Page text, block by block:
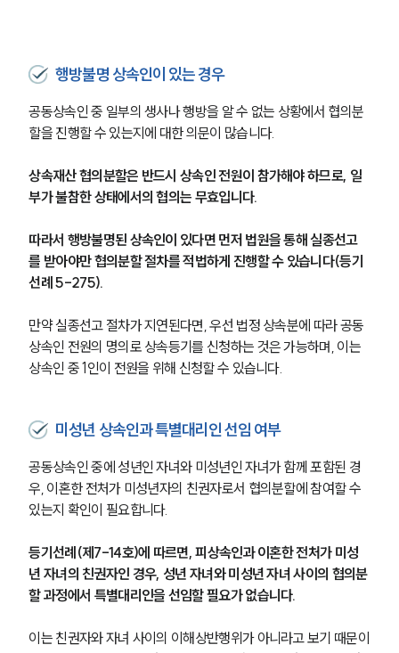
그룹소개
오시는 길
글로벌 파트너 로펌
고객의 소리
업무사례
사례분석/최신동향
법률정보
고객후기
가사그룹 업무
전체
상속재산계산기(법정상속분)
행방불명 상속인이 있는 경우
공동상속인 중 일부의 생사나 행방을 알 수 없는 상황에서 협의분
할을 진행할 수 있는지에 대한 의문이 많습니다.
상속재산 협의분할은 반드시 상속인 전원이 참가해야 하므로, 일
부가 불참한 상태에서의 협의는 무효입니다.
따라서 행방불명된 상속인이 있다면 먼저 법원을 통해 실종선고
를 받아야만 협의분할 절차를 적법하게 진행할 수 있습니다(등기
선례 5-275).
만약 실종선고 절차가 지연된다면, 우선 법정 상속분에 따라 공동
상속인 전원의 명의로 상속등기를 신청하는 것은 가능하며, 이는
상속인 중 1인이 전원을 위해 신청할 수 있습니다.
미성년 상속인과 특별대리인 선임 여부
공동상속인 중에 성년인 자녀와 미성년인 자녀가 함께 포함된 경
우, 이혼한 전처가 미성년자의 친권자로서 협의분할에 참여할 수
있는지 확인이 필요합니다.
등기선례(제7-14호)에 따르면, 피상속인과 이혼한 전처가 미성
년 자녀의 친권자인 경우, 성년 자녀와 미성년 자녀 사이의 협의분
할 과정에서 특별대리인을 선임할 필요가 없습니다.
이는 친권자와 자녀 사이의 이해상반행위가 아니라고 보기 때문이